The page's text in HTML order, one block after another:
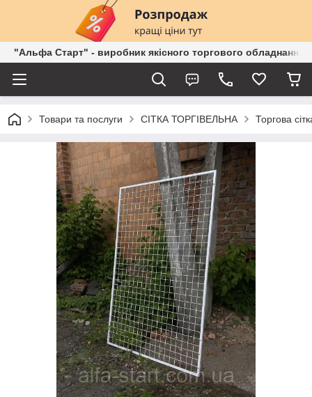
"Альфа Старт" - виробник якісного торгового обладнання
Товари та послуги СІТКА ТОРГІВЕЛЬНА Торгова